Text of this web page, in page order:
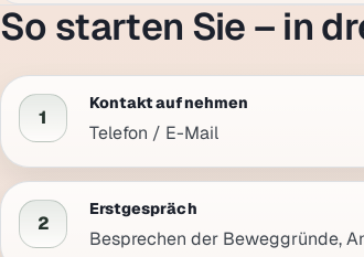
So starten Sie – in
1
Kontakt aufnehmen
Telefon / E-Mail
2
Erstgespräch
Besprechen der Beweggründe,